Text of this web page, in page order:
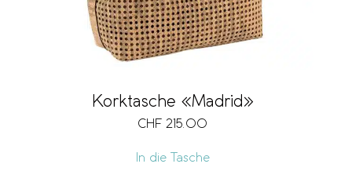
Korktasche «Madrid»
CHF 215.00
In die Tasche